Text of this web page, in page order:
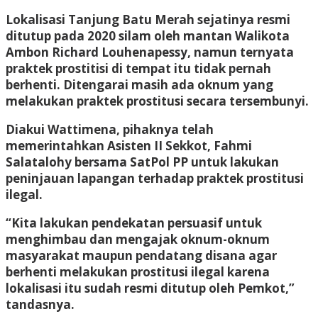
Lokalisasi Tanjung Batu Merah sejatinya resmi
ditutup pada 2020 silam oleh mantan Walikota
Ambon Richard Louhenapessy, namun ternyata
praktek prostitisi di tempat itu tidak pernah
berhenti. Ditengarai masih ada oknum yang
melakukan praktek prostitusi secara tersembunyi.
Diakui Wattimena, pihaknya telah
memerintahkan Asisten II Sekkot, Fahmi
Salatalohy bersama SatPol PP untuk lakukan
peninjauan lapangan terhadap praktek prostitusi
ilegal.
“Kita lakukan pendekatan persuasif untuk
menghimbau dan mengajak oknum-oknum
masyarakat maupun pendatang disana agar
berhenti melakukan prostitusi ilegal karena
lokalisasi itu sudah resmi ditutup oleh Pemkot,”
tandasnya.